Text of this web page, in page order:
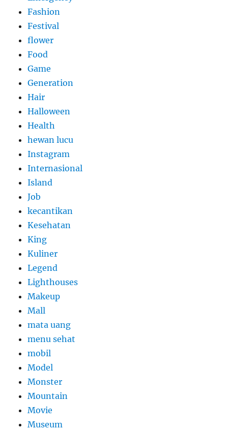
Fashion
Festival
flower
Food
Game
Generation
Hair
Halloween
Health
hewan lucu
Instagram
Internasional
Island
Job
kecantikan
Kesehatan
King
Kuliner
Legend
Lighthouses
Makeup
Mall
mata uang
menu sehat
mobil
Model
Monster
Mountain
Movie
Museum